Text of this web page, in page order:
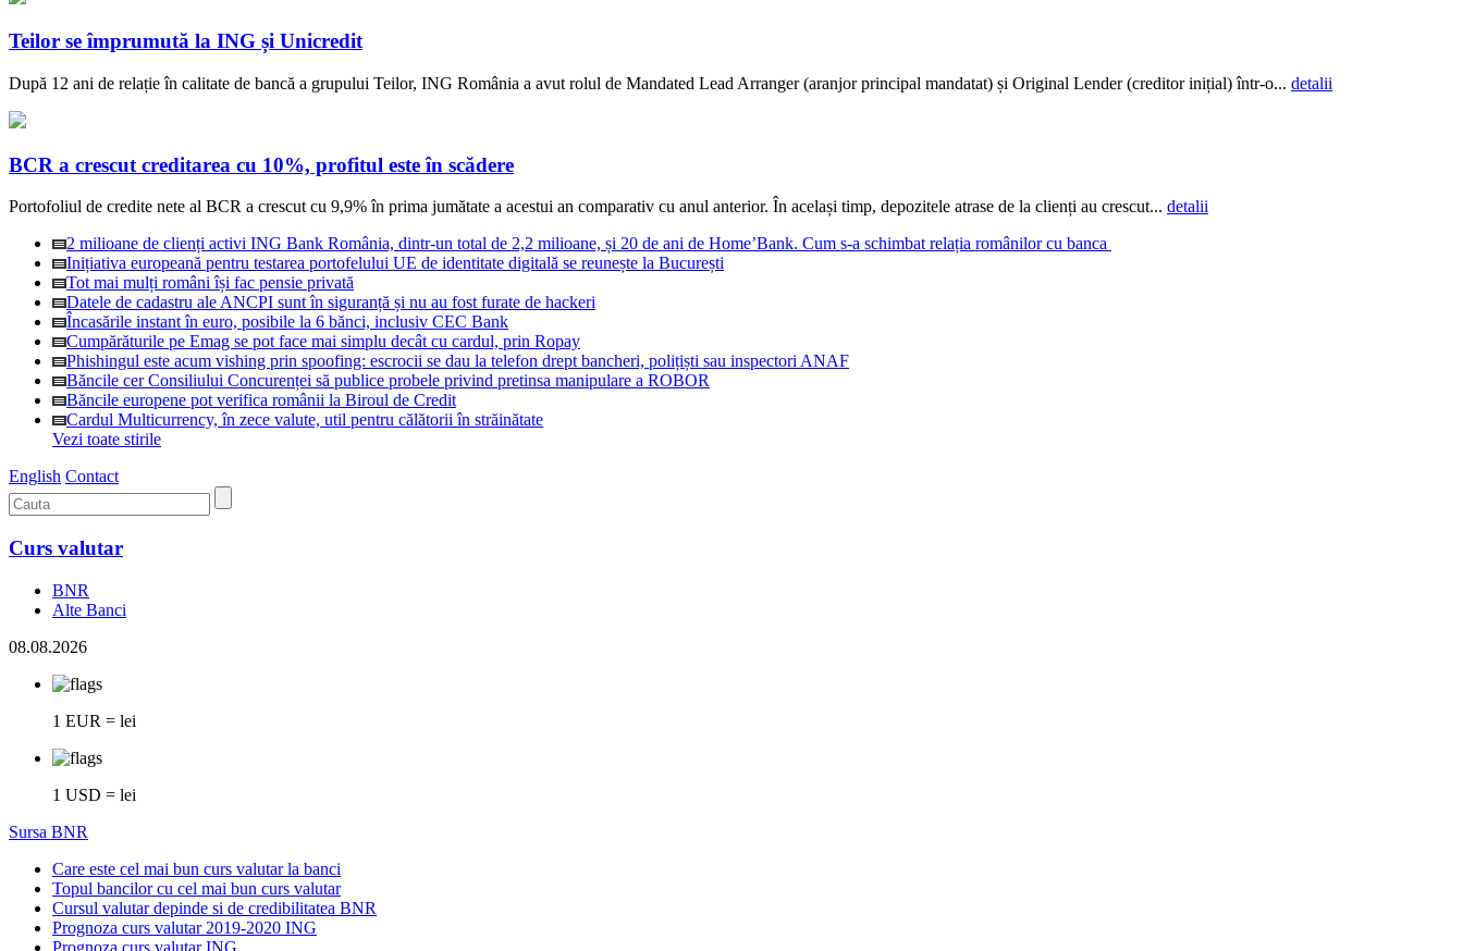
Teilor se împrumută la ING și Unicredit
După 12 ani de relație în calitate de bancă a grupului Teilor, ING România a avut rolul de Mandated Lead Arranger (aranjor principal mandatat) și Original Lender (creditor inițial) într-o... detalii
BCR a crescut creditarea cu 10%, profitul este în scădere
Portofoliul de credite nete al BCR a crescut cu 9,9% în prima jumătate a acestui an comparativ cu anul anterior. În același timp, depozitele atrase de la clienți au crescut... detalii
2 milioane de clienți activi ING Bank România, dintr-un total de 2,2 milioane, și 20 de ani de Home’Bank. Cum s-a schimbat relația românilor cu banca
Inițiativa europeană pentru testarea portofelului UE de identitate digitală se reunește la București
Tot mai mulți români își fac pensie privată
Datele de cadastru ale ANCPI sunt în siguranță și nu au fost furate de hackeri
Încasările instant în euro, posibile la 6 bănci, inclusiv CEC Bank
Cumpărăturile pe Emag se pot face mai simplu decât cu cardul, prin Ropay
Phishingul este acum vishing prin spoofing: escrocii se dau la telefon drept bancheri, polițiști sau inspectori ANAF
Băncile cer Consiliului Concurenței să publice probele privind pretinsa manipulare a ROBOR
Băncile europene pot verifica românii la Biroul de Credit
Cardul Multicurrency, în zece valute, util pentru călătorii în străinătate
Vezi toate stirile
English Contact
Curs valutar
BNR
Alte Banci
08.08.2026
1 EUR = lei
1 USD = lei
Sursa BNR
Care este cel mai bun curs valutar la banci
Topul bancilor cu cel mai bun curs valutar
Cursul valutar depinde si de credibilitatea BNR
Prognoza curs valutar 2019-2020 ING
Prognoza curs valutar ING